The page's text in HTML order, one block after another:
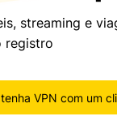
streaming e
registro
VPN com um